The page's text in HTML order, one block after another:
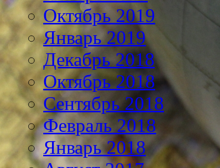
Октябрь 2019
Январь 2019
Декабрь 2018
Октябрь 2018
Сентябрь 2018
Февраль 2018
Январь 2018